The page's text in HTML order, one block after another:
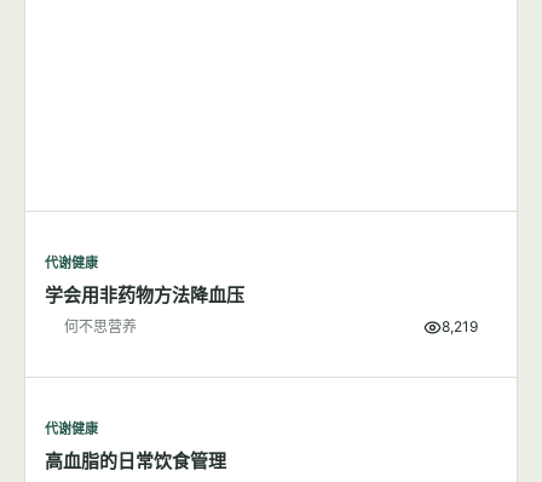
代谢健康
学会用非药物方法降血压
何不思营养 8,219
代谢健康
高血脂的日常饮食管理